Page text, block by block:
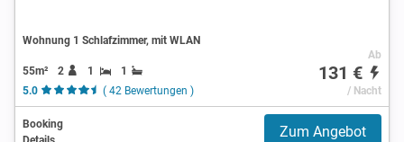
Wohnung 1 Schlafzimmer, mit WLAN
55m² 2 1
1
5.0
( 42 Bewertungen )
Ab
131 €
/ Nacht
Booking
Zum Angebot